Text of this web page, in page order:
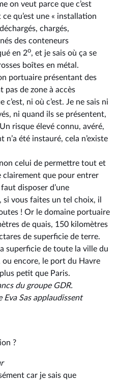
on veut parce que c’est
qu’est une « installation
chargés,
des conteneurs
en 2o, et je sais où ça se
boîtes en métal.
portuaire présentant des
pas de zone à accès
ni où c’est. Je ne sais ni
ni quand ils se présentent,
risque élevé connu, avéré,
n’a été instauré, cela n’existe
celui de permettre tout et
clairement que pour entrer
disposer d’une
vous faites un tel choix, il
! Or le domaine portuaire
de quais, 150 kilomètres
de superficie de terre.
superficie de toute la ville du
ou encore, le port du Havre
petit que Paris.
du groupe GDR.
Sas applaudissent
?
car je sais que